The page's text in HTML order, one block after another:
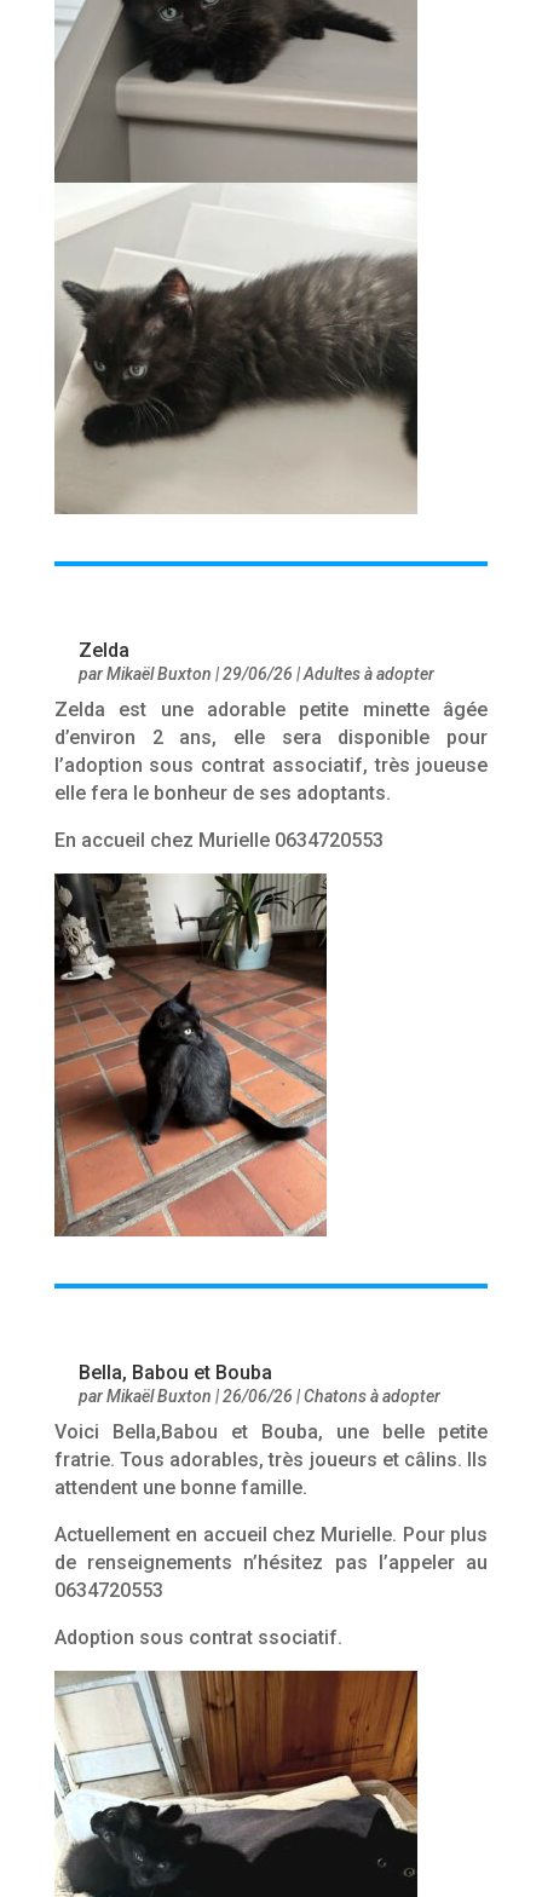
Zelda
parMikaël Buxton |29/06/26 |Adultes à adopter
Zelda est une adorable petite minette âgée
d’environ 2 ans, elle sera disponible pour
l’adoption sous contrat associatif, très joueuse
elle fera le bonheur de ses adoptants.
En accueil chez Murielle 0634720553
Bella, Babou et Bouba
parMikaël Buxton |26/06/26 |Chatons à adopter
Voici Bella,Babou et Bouba, une belle petite
fratrie. Tous adorables, très joueurs et câlins. Ils
attendent une bonne famille.
Actuellement en accueil chez Murielle. Pour plus
de renseignements n’hésitez pas l’appeler au
0634720553
Adoption sous contrat ssociatif.